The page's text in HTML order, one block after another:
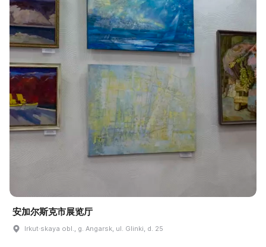
安加尔斯克市展览厅
Irkut·skaya obl., g. Angarsk, ul. Glinki, d. 25